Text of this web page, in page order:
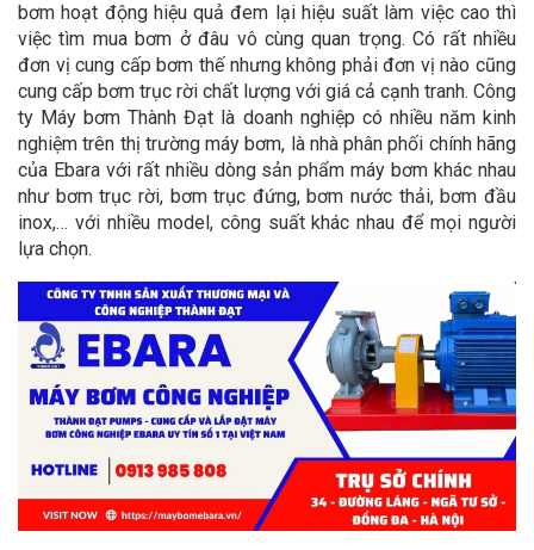
bơm hoạt động hiệu quả đem lại hiệu suất làm việc cao thì
việc tìm mua bơm ở đâu vô cùng quan trọng. Có rất nhiều
đơn vị cung cấp bơm thế nhưng không phải đơn vị nào cũng
cung cấp bơm trục rời chất lượng với giá cả cạnh tranh. Công
ty Máy bơm Thành Đạt là doanh nghiệp có nhiều năm kinh
nghiệm trên thị trường máy bơm, là nhà phân phối chính hãng
của Ebara với rất nhiều dòng sản phẩm máy bơm khác nhau
như bơm trục rời, bơm trục đứng, bơm nước thải, bơm đầu
inox,… với nhiều model, công suất khác nhau để mọi người
lựa chọn.